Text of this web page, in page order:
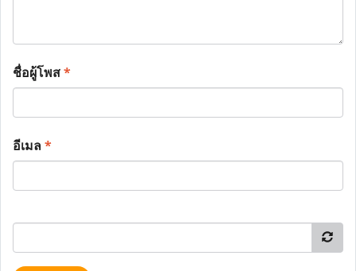
ชื่อผู้โพส*
อีเมล*